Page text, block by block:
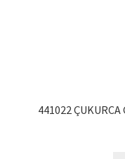
441022